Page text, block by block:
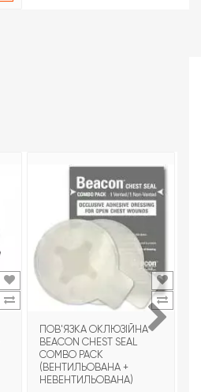
ПОВ'ЯЗКА ОКЛЮЗІЙНА
BEACON CHEST SEAL
COMBO PACK
(ВЕНТИЛЬОВАНА +
НЕВЕНТИЛЬОВАНА)